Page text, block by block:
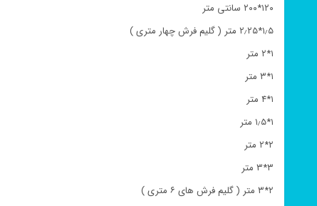
۱۲۰*۲۰۰ سانتی متر
۱٫۵*۲٫۲۵ متر ( گلیم فرش چهار متری )
۱*۲ متر
۱*۳ متر
۱*۴ متر
۱*۱٫۵ متر
۲*۲ متر
۳*۳ متر
۲*۳ متر ( گلیم فرش های ۶ متری )